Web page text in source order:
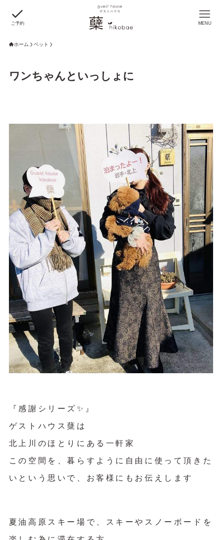
ご予約 MENU
ホーム ペット
ワンちゃんといっしょに
『感謝シリーズ✨』
ゲストハウス蘖は
北上川のほとりにある一軒家
この空間を、暮らすように自由に使って頂きた
いという思いで、お客様にもお伝えします
夏油高原スキー場で、スキーやスノーボードを